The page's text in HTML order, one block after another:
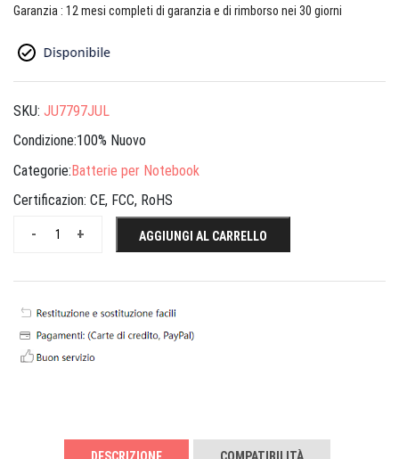
Garanzia : 12 mesi completi di garanzia e di rimborso nei 30 giorni
SKU: JU7797JUL
Condizione:100% Nuovo
Categorie:Batterie per Notebook
Certificazion: CE, FCC, RoHS
+
- AGGIUNGI AL CARRELLO